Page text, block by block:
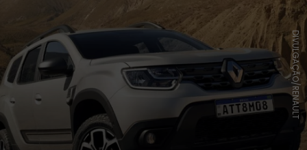
DIVULGAÇÃO/RENAULT